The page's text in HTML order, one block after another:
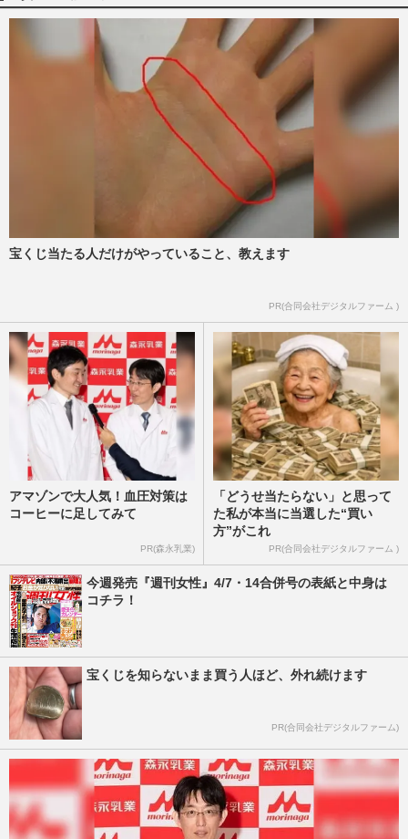
大谷翔平の元通訳・水原一平氏「命を賭け
て…」公開された“独占インタビュー”で語
った衝撃の「嘘と真実」
週刊女性PRIME 2026/7/30
ドジャース・大谷翔平、ゆうちょ銀行のア
ンバサダー就任で“賞”を新設！本人も「選
定に携わる」子どもたち…
週刊女性2026年8月11日号 2026/7/29
“二刀流”不発ならドジャース・大谷翔平の
宝くじ当たる人だけがやっていること、教えます
PR(合同会社デジタルファーム )
アマゾンで大人気！血圧対策は
コーヒーに足してみて
PR(森永乳業)
「どうせ当たらない」と思って
た私が本当に当選した“買い
方”がこれ
PR(合同会社デジタルファーム )
今週発売『週刊女性』4/7・14合併号の表紙と中身は
コチラ！
宝くじを知らないまま買う人ほど、外れ続けます
PR(合同会社デジタルファーム)